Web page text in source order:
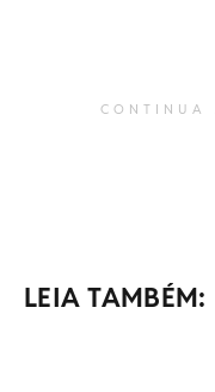
CONTINUA
LEIA TAMBÉM: